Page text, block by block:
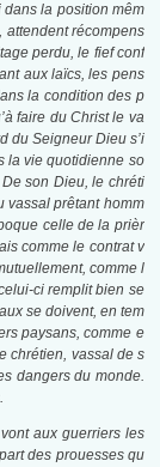
dans la position mêm
attendent récompens
perdu, le fief conf
aux laïcs, les pens
la condition des p
faire du Christ le va
du Seigneur Dieu s’i
la vie quotidienne so
son Dieu, le chréti
vassal prêtant homm
celle de la prièr
comme le contrat v
comme l
ci remplit bien se
se doivent, en tem
paysans, comme e
chrétien, vassal de s
dangers du monde.
aux guerriers les
des prouesses qu